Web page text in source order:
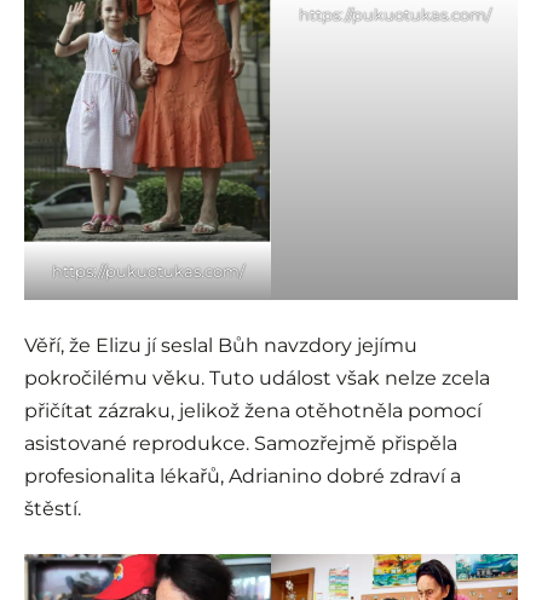
https://pukuotukas.com/
https://pukuotukas.com/
Věří, že Elizu jí seslal Bůh navzdory jejímu
pokročilému věku. Tuto událost však nelze zcela
přičítat zázraku, jelikož žena otěhotněla pomocí
asistované reprodukce. Samozřejmě přispěla
profesionalita lékařů, Adrianino dobré zdraví a
štěstí.